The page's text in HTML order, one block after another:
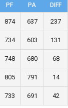
PF PA DIFF
874 637 237
734 603 131
748 680 68
805 791 14
733 691 42